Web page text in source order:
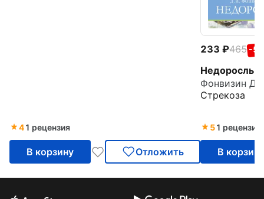
41 рецензия
В корзину Отложить
233 465 -
Недоросль
Стрекоза
51 рецензия
В корзину